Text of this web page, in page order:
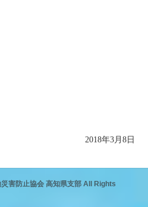
2018年3月8日
害防止協会 高知県支部 All Rights